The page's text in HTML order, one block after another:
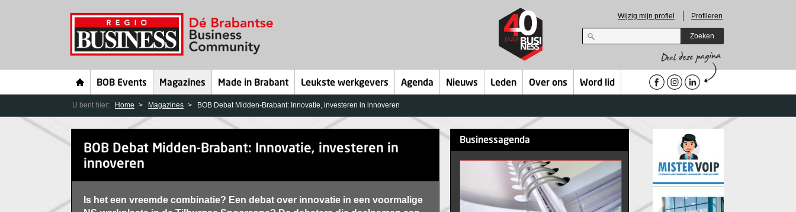
Wijzig mijn profiel Profileren
Zoeken
BOB Events Magazines Made in Brabant Leukste werkgevers Agenda Nieuws Leden Over ons Word lid
U bent hier: Home Magazines BOB Debat Midden-Brabant: Innovatie, investeren in innoveren
BOB Debat Midden-Brabant: Innovatie, investeren in
innoveren
Is het een vreemde combinatie? Een debat over innovatie in een voormalige
Businessagenda